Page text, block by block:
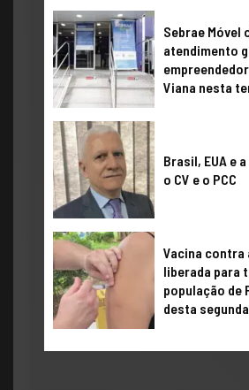
Sebrae Móvel
atendimento
Viana nesta
Brasil, EUA e
o CV e o PCC
Vacina contra
liberada para
população de
desta segunda